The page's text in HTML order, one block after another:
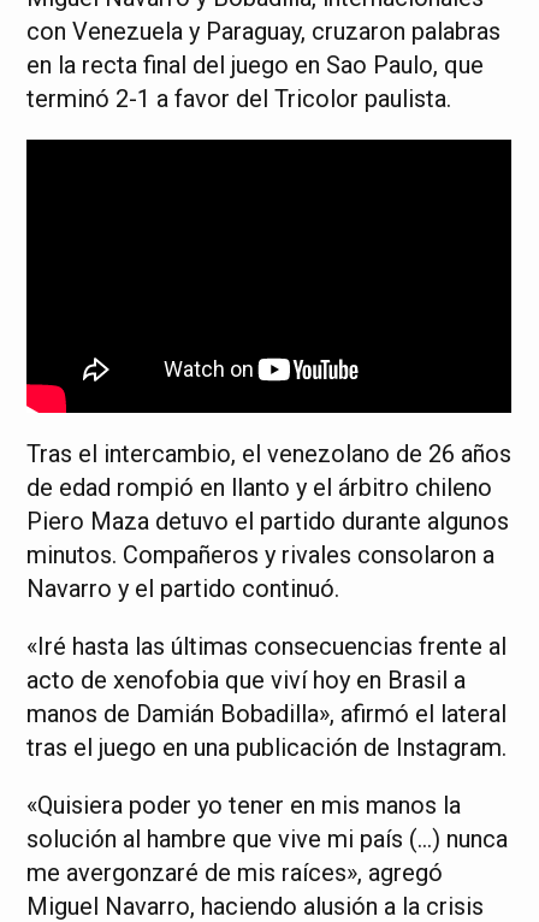
con Venezuela y Paraguay, cruzaron palabras
en la recta final del juego en Sao Paulo, que
terminó 2-1 a favor del Tricolor paulista.
Tras el intercambio, el venezolano de 26 años
de edad rompió en llanto y el árbitro chileno
Piero Maza detuvo el partido durante algunos
minutos. Compañeros y rivales consolaron a
Navarro y el partido continuó.
«Iré hasta las últimas consecuencias frente al
acto de xenofobia que viví hoy en Brasil a
manos de Damián Bobadilla», afirmó el lateral
tras el juego en una publicación de Instagram.
«Quisiera poder yo tener en mis manos la
solución al hambre que vive mi país (…) nunca
me avergonzaré de mis raíces», agregó
Miguel Navarro, haciendo alusión a la crisis